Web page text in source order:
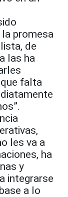
promesa
de
las ha
falta
les va a
ha
y
integrarse
a lo